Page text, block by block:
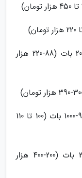
5) تورهای سافاری در جنگل : 800-2000 بات (88-220 هزار
7) گردش در جزایر مرجانی و راچا : 900-1000 بات (100 تا 110
8) جشن فانتاسی پوکت : 1800-3600 بات (200-400 هزار